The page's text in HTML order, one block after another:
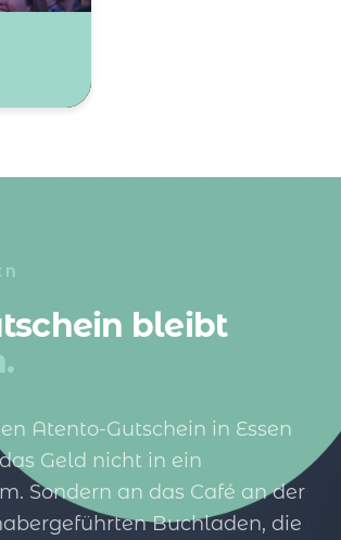
bleibt
Atento-Gutschein in Essen
Geld nicht in ein
Sondern an das Café an der
Buchladen, die